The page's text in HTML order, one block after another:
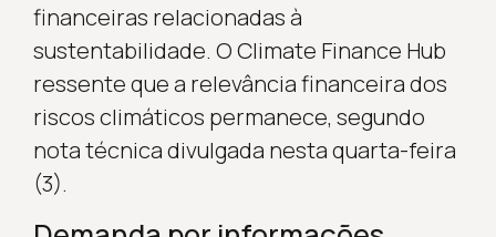
financeiras relacionadas à
sustentabilidade. O Climate Finance Hub
ressente que a relevância financeira dos
riscos climáticos permanece, segundo
nota técnica divulgada nesta quarta-feira
(3).